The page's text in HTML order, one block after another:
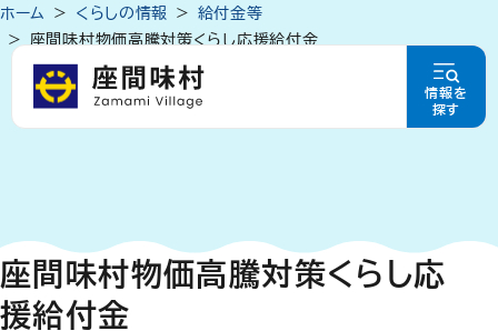
情報を
探す
ホーム くらしの情報
給付金等
座間味村物価高騰対策くらし応援給付金
座間味村物価高騰対策くらし応
援給付金